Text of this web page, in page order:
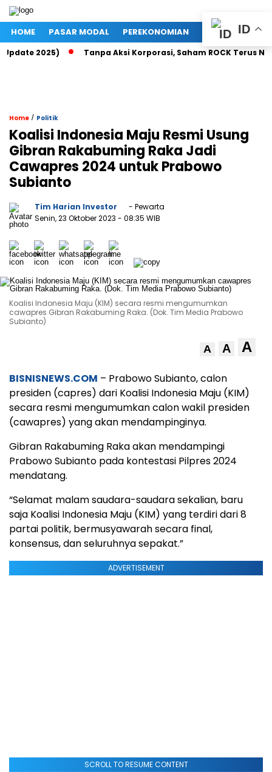
HOME PASAR MODAL PEREKONOMIAN NASIONAL
2025) Tanpa Aksi Korporasi, Saham ROCK Terus
Home / Politik
Koalisi Indonesia Maju Resmi Usung
Gibran Rakabuming Raka Jadi
Cawapres 2024 untuk Prabowo
Subianto
Tim Harian Investor
- Pewarta
Senin, 23 Oktober 2023 - 08:35 WIB
Koalisi Indonesia Maju (KIM) secara resmi mengumumkan
cawapres Gibran Rakabuming Raka. (Dok. Tim Media Prabowo
Subianto)
A A A
BISNISNEWS.COM – Prabowo Subianto, calon
presiden (capres) dari Koalisi Indonesia Maju (KIM)
secara resmi mengumumkan calon wakil presiden
(cawapres) yang akan mendampinginya.
Gibran Rakabuming Raka akan mendampingi
Prabowo Subianto pada kontestasi Pilpres 2024
mendatang.
“Selamat malam saudara-saudara sekalian, baru
saja Koalisi Indonesia Maju (KIM) yang terdiri dari 8
partai politik, bermusyawarah secara final,
konsensus, dan seluruhnya sepakat.”
ADVERTISEMENT
SCROLL TO RESUME CONTENT
ID